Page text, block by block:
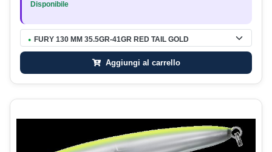
Disponibile
● FURY 130 MM 35.5GR-41GR RED TAIL GOLD
Aggiungi al carrello